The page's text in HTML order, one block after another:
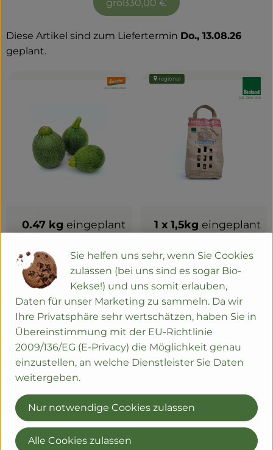
groß30,00 €
Diese Artikel sind zum Liefertermin Do., 13.08.26
geplant.
, Preis:
4,70 €
Zucchini rund
, Herkunft:
Deutschland
0.47 kg eingeplant
, Verband:
, Kontrollstelle:
DE-ÖKO-006
, Preis:
4,99 €/ 1,5kg
Gemüse-Kartoffeln vfk
1,5kg
1 x 1,5kg eingeplant
, Kontrollstelle:
DE-ÖKO-006
regional
0.5 kgeingeplant
, Verband:
, Kontrollstelle:
DE-ÖKO-006
regional ,
Sie helfen uns sehr, wenn Sie Cookies
zulassen (bei uns sind es sogar Bio-
Kekse!) und uns somit erlauben,
Daten für unser Marketing zu sammeln. Da wir
Ihre Privatsphäre sehr wertschätzen, haben Sie in
Übereinstimmung mit der EU-Richtlinie
2009/136/EG (E-Privacy) die Möglichkeit genau
einzustellen, an welche Dienstleister Sie Daten
weitergeben.
Nur notwendige Cookies zulassen
Alle Cookies zulassen